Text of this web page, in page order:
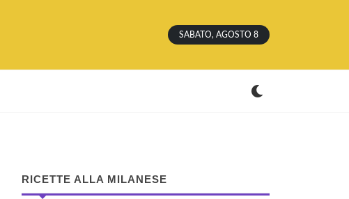
SABATO, AGOSTO 8
RICETTE ALLA MILANESE